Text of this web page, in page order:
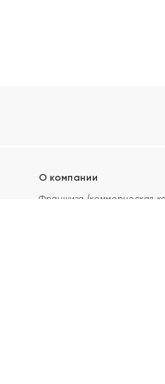
О компании
Франшиза (коммерческая